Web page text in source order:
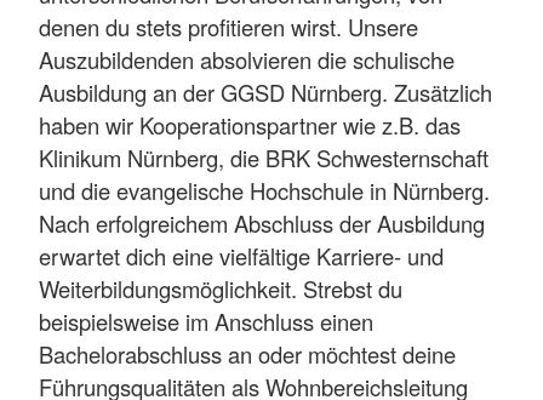
denen du stets profitieren wirst. Unsere
Auszubildenden absolvieren die schulische
Ausbildung an der GGSD Nürnberg. Zusätzlich
haben wir Kooperationspartner wie z.B. das
Klinikum Nürnberg, die BRK Schwesternschaft
und die evangelische Hochschule in Nürnberg.
Nach erfolgreichem Abschluss der Ausbildung
erwartet dich eine vielfältige Karriere- und
Weiterbildungsmöglichkeit. Strebst du
beispielsweise im Anschluss einen
Bachelorabschluss an oder möchtest deine
Führungsqualitäten als Wohnbereichsleitung